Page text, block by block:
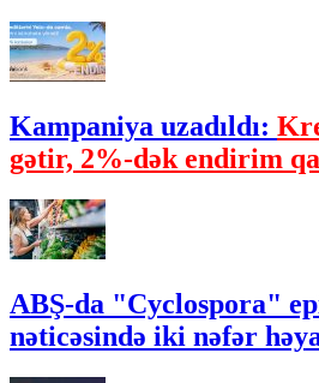
Kampaniya uzadıldı:
gətir, 2%-dək endirim
ABŞ-da "Cyclospora"
nəticəsində iki nəfər